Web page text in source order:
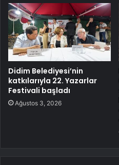
Didim Belediyesi’nin
katkılarıyla 22. Yazarlar
Festivali başladı
Ağustos 3, 2026